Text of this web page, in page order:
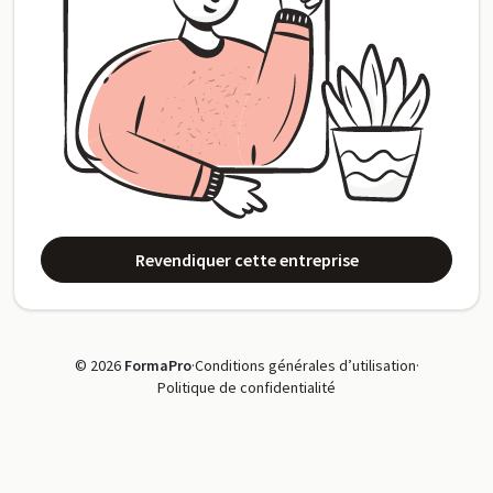
Revendiquer cette entreprise
© 2026 FormaPro·Conditions générales d’utilisation·
Politique de confidentialité